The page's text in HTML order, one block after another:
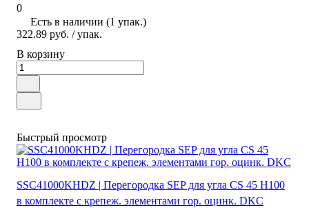
0
Есть в наличии (1 упак.)
322.89 руб. / упак.
В корзину
Быстрый просмотр
SSC41000KHDZ | Перегородка SEP для угла CS 45 H100
в комплекте с крепеж. элементами гор. оцинк. DKC